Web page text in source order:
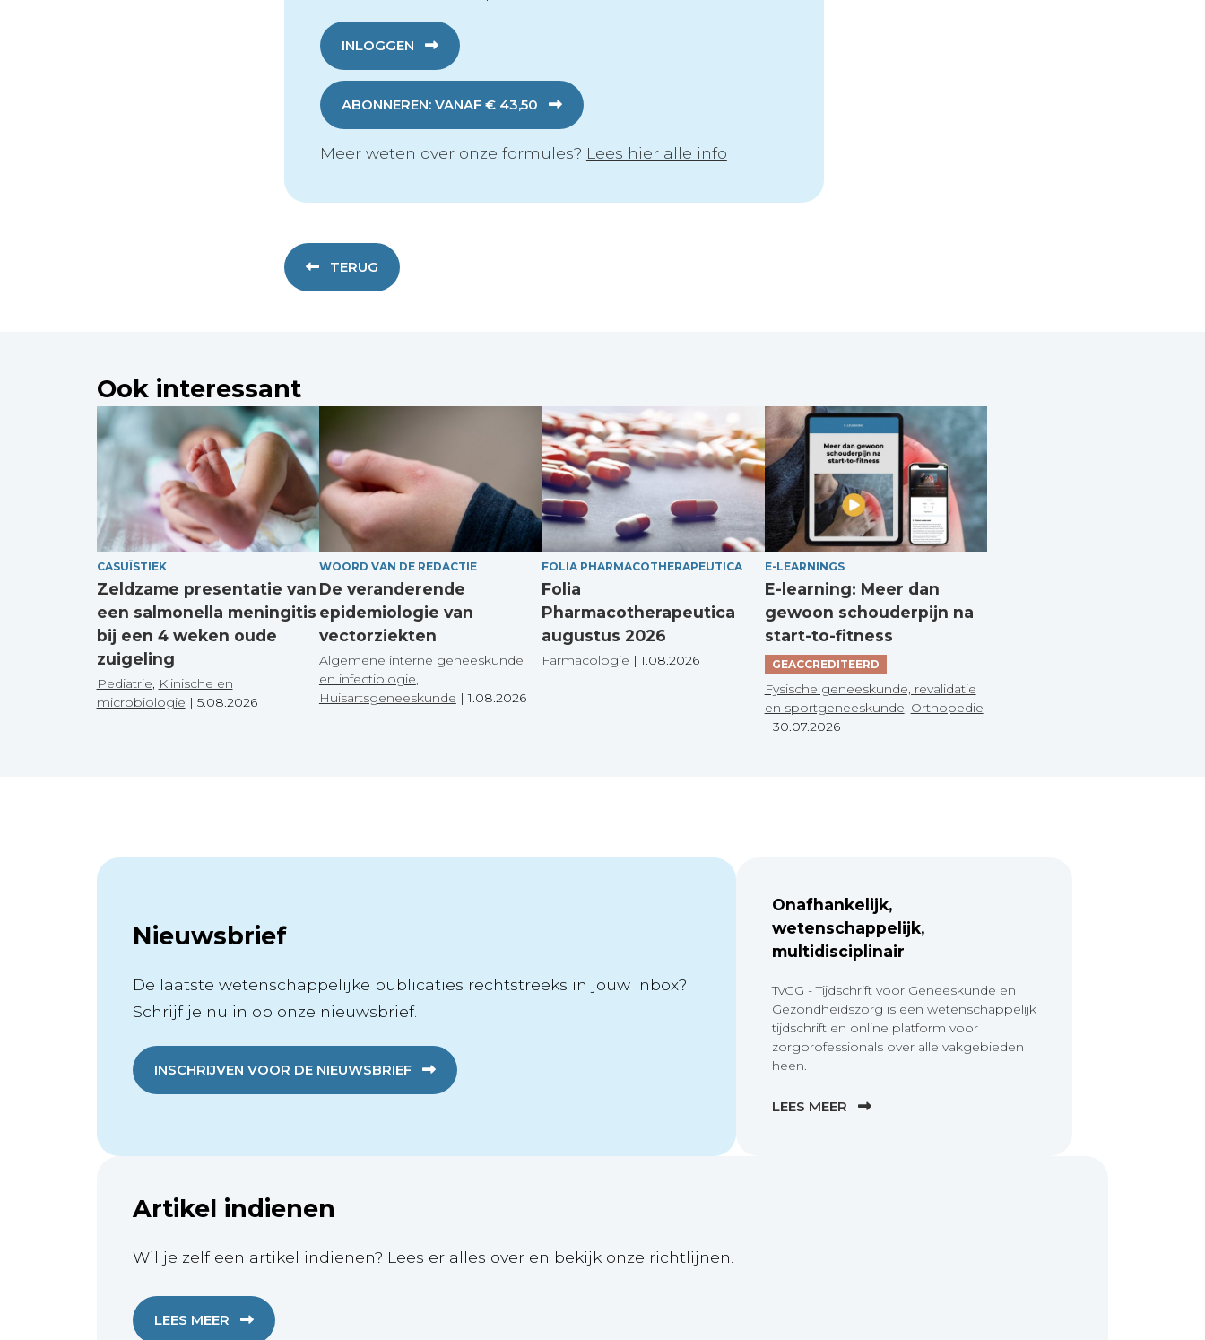
INLOGGEN
ABONNEREN: VANAF € 43,50
Meer weten over onze formules? Lees hier alle info
TERUG
Ook interessant
CASUÏSTIEK
Zeldzame presentatie van
een salmonella meningitis
bij een 4 weken oude
zuigeling
Pediatrie Klinische en
microbiologie | 5.08.2026
WOORD VAN DE REDACTIE
De veranderende
epidemiologie van
vectorziekten
Algemene interne geneeskunde
en infectiologie
Huisartsgeneeskunde |1.08.2026
FOLIA PHARMACOTHERAPEUTICA
Folia
Pharmacotherapeutica
augustus 2026
Farmacologie |1.08.2026
E-LEARNINGS
E-learning: Meer dan
gewoon schouderpijn na
start-to-fitness
GEACCREDITEERD
Fysische geneeskunde, revalidatie
en sportgeneeskunde Orthopedie
| 30.07.2026
Nieuwsbrief
De laatste wetenschappelijke publicaties rechtstreeks in jouw inbox?
Schrijf je nu in op onze nieuwsbrief.
INSCHRIJVEN VOOR DE NIEUWSBRIEF
Onafhankelijk,
wetenschappelijk,
multidisciplinair
TvGG - Tijdschrift voor Geneeskunde en
Gezondheidszorg is een wetenschappelijk
tijdschrift en online platform voor
zorgprofessionals over alle vakgebieden
heen.
LEES MEER
Artikel indienen
Wil je zelf een artikel indienen? Lees er alles over en bekijk onze richtlijnen.
LEES MEER